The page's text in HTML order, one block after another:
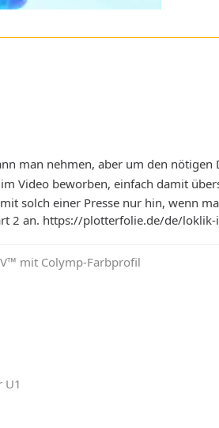
man nehmen, aber um den
Video beworben, einfach damit
solch einer Presse nur hin, wenn
2 an. https://plotterfolie.de/de/
mit Colymp-Farbprofil
U1